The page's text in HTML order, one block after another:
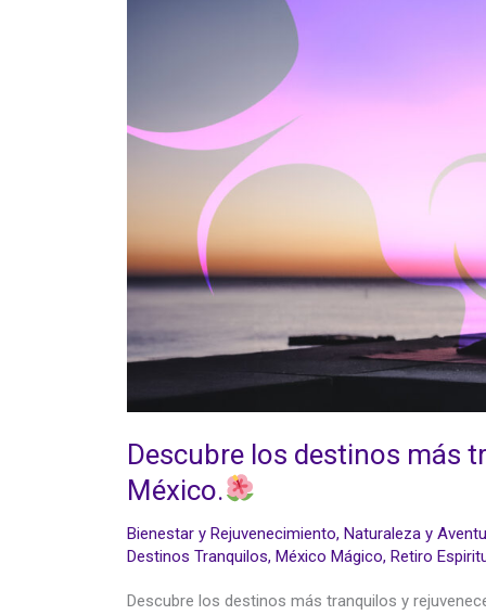
Descubre los destinos más
México.
Bienestar y Rejuvenecimiento, Naturaleza y
Destinos Tranquilos, México Mágico, Retiro
Descubre los destinos más tranquilos y
rejuvenecedores